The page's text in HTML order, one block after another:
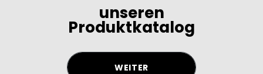
unseren
Produktkatalog
WEITER